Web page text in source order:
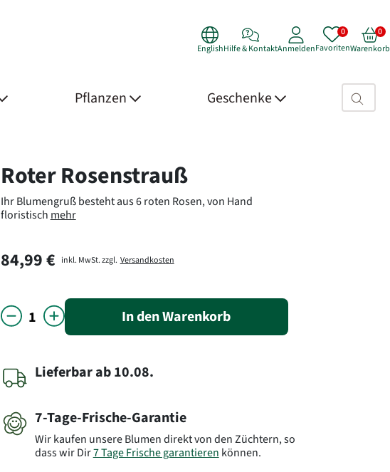
EnglishHilfe & KontaktAnmeldenFavoritenWarenkorb
Pflanzen Geschenke Suchfeld>
Product Details
Roter Rosenstrauß
Ihr Blumengruß besteht aus 6 roten Rosen, von Hand
floristisch mehr
84,99 € inkl. MwSt. zzgl. Versandkosten
In den Warenkorb
Lieferbarab10.08.
7-Tage-Frische-Garantie
Wir kaufen unsere Blumen direkt von den Züchtern, so
dass wir Dir7 Tage Frische garantieren können.